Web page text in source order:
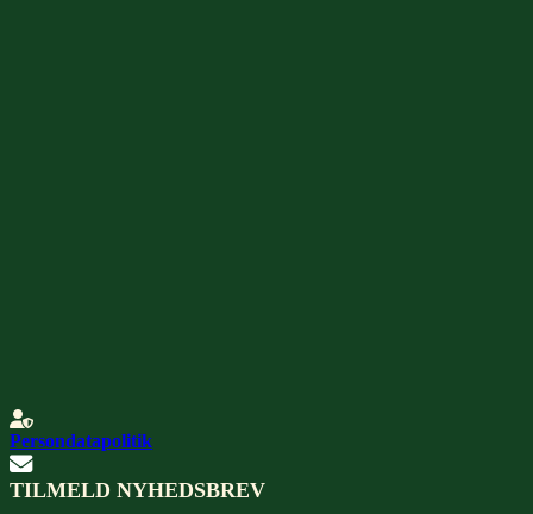
Persondatapolitik
TILMELD NYHEDSBREV